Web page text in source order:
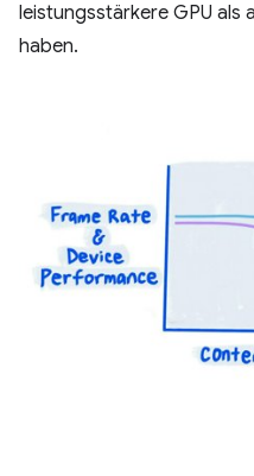
leistungsstärkere GPU als
haben.